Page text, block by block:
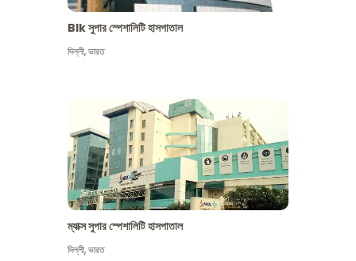
Blk সুপার স্পেশালিটি হাসপাতাল
দিল্লী,ভারত
ম্যাক্স সুপার স্পেশালিটি হাসপাতাল
দিল্লী,ভারত